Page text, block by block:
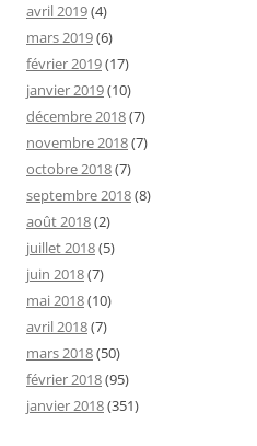
avril 2019(4)
mars 2019(6)
février 2019(17)
janvier 2019(10)
décembre 2018(7)
novembre 2018(7)
octobre 2018(7)
septembre 2018(8)
août 2018(2)
juillet 2018(5)
juin 2018(7)
mai 2018(10)
avril 2018(7)
mars 2018(50)
février 2018(95)
janvier 2018(351)